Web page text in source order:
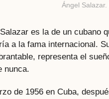
Ángel
es la de un cubano
a la fama internacional.
representa el
nunca.
de 1956 en Cuba,